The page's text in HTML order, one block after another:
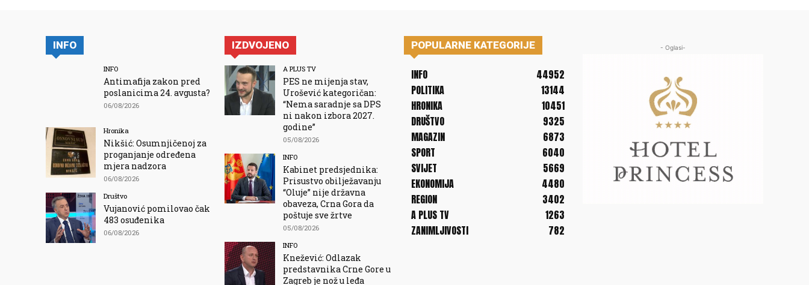
INFO
INFO
Antimafija zakon pred
poslanicima 24. avgusta?
06/08/2026
Hronika
Nikšić: Osumnjičenoj za
proganjanje određena
mjera nadzora
06/08/2026
Društvo
Vujanović pomilovao čak
483 osuđenika
06/08/2026
IZDVOJENO
A PLUS TV
PES ne mijenja stav,
Urošević kategoričan:
“Nema saradnje sa DPS
ni nakon izbora 2027.
godine”
05/08/2026
INFO
Kabinet predsjednika:
Prisustvo obilježavanju
“Oluje” nije državna
obaveza, Crna Gora da
poštuje sve žrtve
05/08/2026
INFO
Knežević: Odlazak
predstavnika Crne Gore u
Zagreb je nož u leđa
POPULARNE KATEGORIJE
INFO
44952
POLITIKA
13144
HRONIKA
10451
DRUŠTVO
9325
MAGAZIN
6873
SPORT
6040
SVIJET
5669
EKONOMIJA
4480
REGION
3402
A PLUS TV
1263
ZANIMLJIVOSTI
782
- Oglasi-